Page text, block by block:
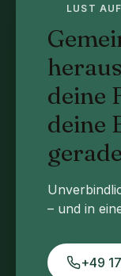
LUST
deine
deine
– und in
+49